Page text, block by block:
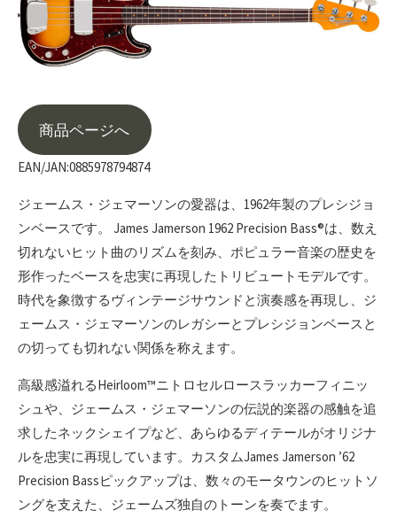
商品ページへ
EAN/JAN:0885978794874
ジェームス・ジェマーソンの愛器は、1962年製のプレシジョ
ンベースです。 James Jamerson 1962 Precision Bass®は、数え
切れないヒット曲のリズムを刻み、ポピュラー音楽の歴史を
形作ったベースを忠実に再現したトリビュートモデルです。
時代を象徴するヴィンテージサウンドと演奏感を再現し、ジ
ェームス・ジェマーソンのレガシーとプレシジョンベースと
の切っても切れない関係を称えます。
高級感溢れるHeirloom™ニトロセルロースラッカーフィニッ
シュや、ジェームス・ジェマーソンの伝説的楽器の感触を追
求したネックシェイプなど、あらゆるディテールがオリジナ
ルを忠実に再現しています。カスタムJames Jamerson ’62
Precision Bassピックアップは、数々のモータウンのヒットソ
ングを支えた、ジェームズ独自のトーンを奏でます。